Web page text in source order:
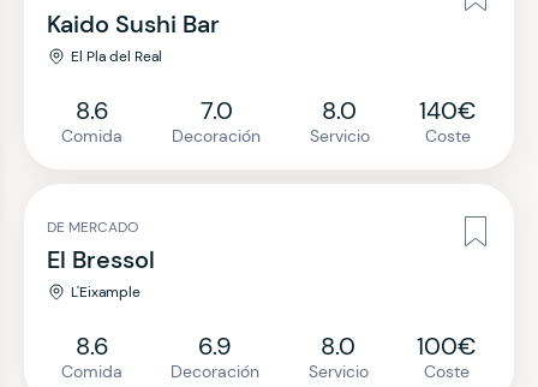
Kaido Sushi Bar
El Pla del Real
8.6
Comida
7.0
Decoración
8.0
Servicio
140€
Coste
DE MERCADO
El Bressol
L'Eixample
8.6
Comida
6.9
Decoración
8.0
Servicio
100€
Coste